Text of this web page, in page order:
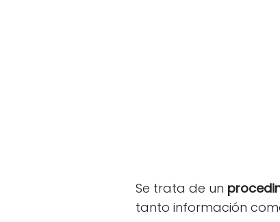
Se trata de un
tanto información